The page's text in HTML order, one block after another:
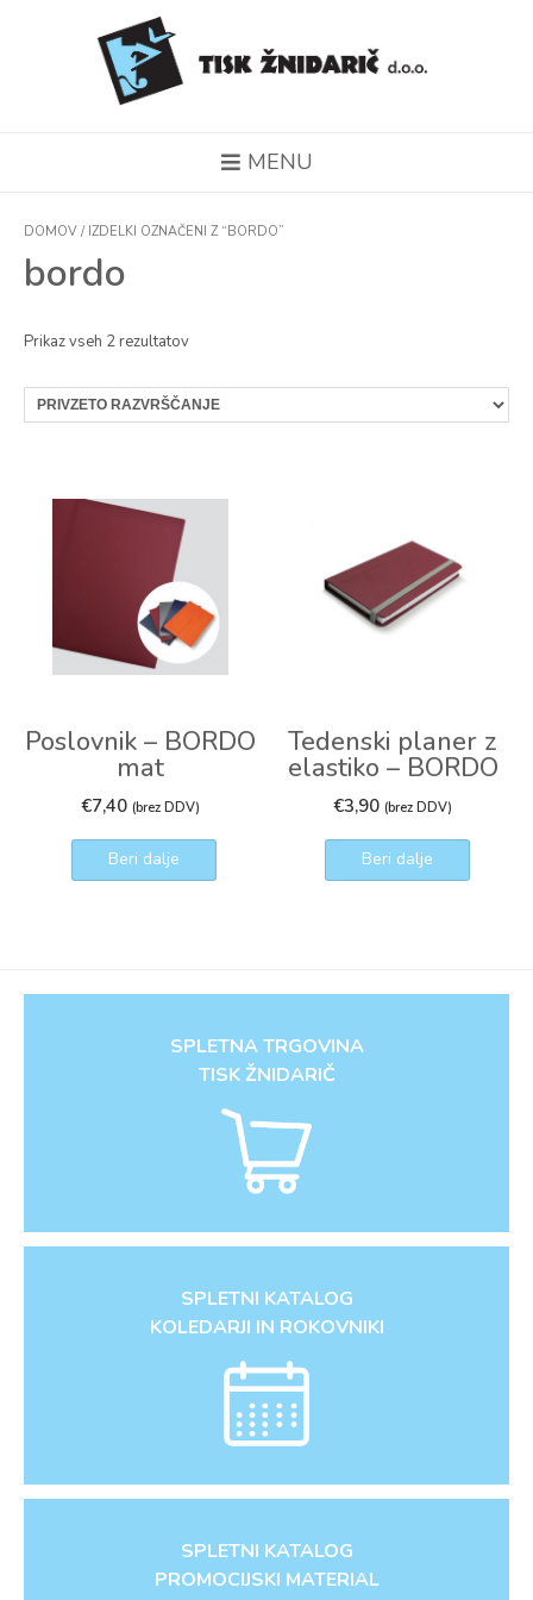
MENU
DOMOV / IZDELKI OZNAČENI Z “BORDO”
bordo
Prikaz vseh 2 rezultatov
Poslovnik – BORDO
mat
€7,40 (brez DDV)
Beri dalje
Tedenski planer z
elastiko – BORDO
€3,90 (brez DDV)
Beri dalje
SPLETNA TRGOVINA
TISK ŽNIDARIČ
SPLETNI KATALOG
KOLEDARJI IN ROKOVNIKI
SPLETNI KATALOG
PROMOCIJSKI MATERIAL